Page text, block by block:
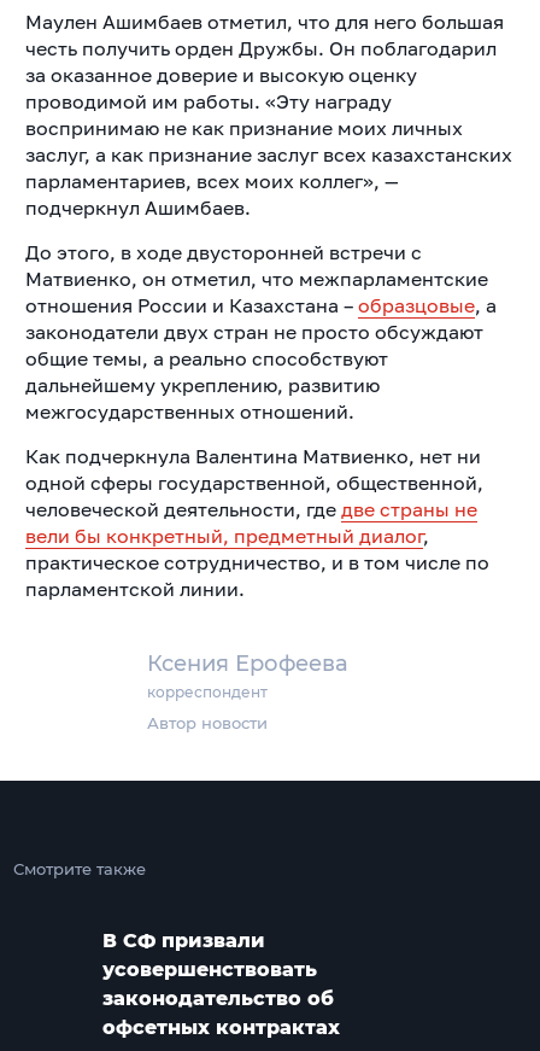
Ксения Ерофеева
корреспондент
Автор новости
Маулен Ашимбаев отметил, что для него большая
честь получить орден Дружбы. Он поблагодарил
за оказанное доверие и высокую оценку
проводимой им работы. «Эту награду
воспринимаю не как признание моих личных
заслуг, а как признание заслуг всех казахстанских
парламентариев, всех моих коллег», —
подчеркнул Ашимбаев.
До этого, в ходе двусторонней встречи с
Матвиенко, он отметил, что межпарламентские
отношения России и Казахстана – образцовые, а
законодатели двух стран не просто обсуждают
общие темы, а реально способствуют
дальнейшему укреплению, развитию
межгосударственных отношений.
Как подчеркнула Валентина Матвиенко, нет ни
одной сферы государственной, общественной,
человеческой деятельности, где две страны не
вели бы конкретный, предметный диалог,
практическое сотрудничество, и в том числе по
парламентской линии.
Смотрите также
В СФ призвали
усовершенствовать
законодательство об
офсетных контрактах